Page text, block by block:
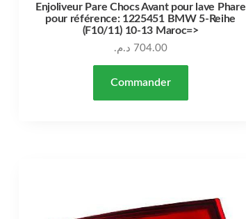
Enjoliveur Pare Chocs Avant pour lave Phare
pour référence: 1225451 BMW 5-Reihe
(F10/11) 10-13 Maroc=>
704.00 د.م.
Commander